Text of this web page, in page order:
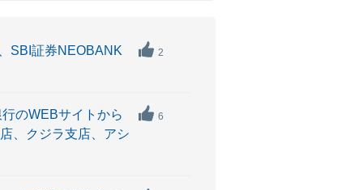
SBI証券NEOBANK 2
のWEBサイトから
、クジラ支店、アシ
6